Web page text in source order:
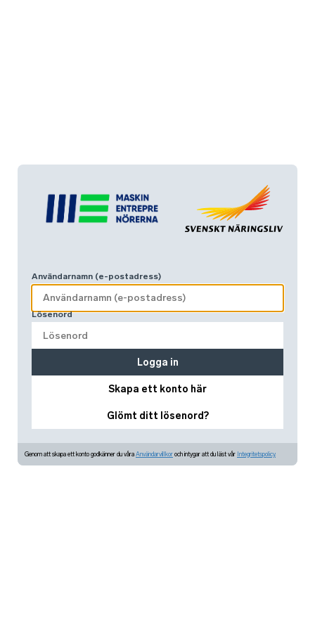
Användarnamn (e-postadress)
Lösenord
Skapa ett konto här
Glömt ditt lösenord?
Logga in
Genom att skapa ett konto godkänner du våra Användarvillkor och intygar att du läst vår Integritetspolicy.